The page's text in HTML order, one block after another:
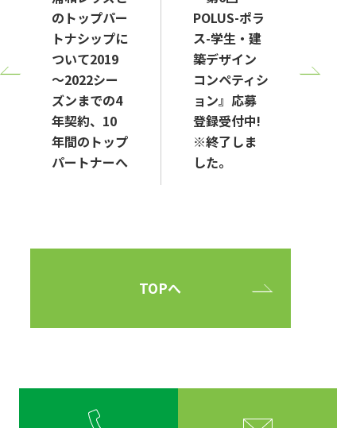
のトップパー
トナシップに
ついて2019
～2022シー
ズンまでの4
年契約、10
年間のトップ
パートナーへ
POLUS-ポラ
ス-学生・建
築デザイン
コンペティシ
ョン』応募
登録受付中!
※終了しま
した。
TOPへ